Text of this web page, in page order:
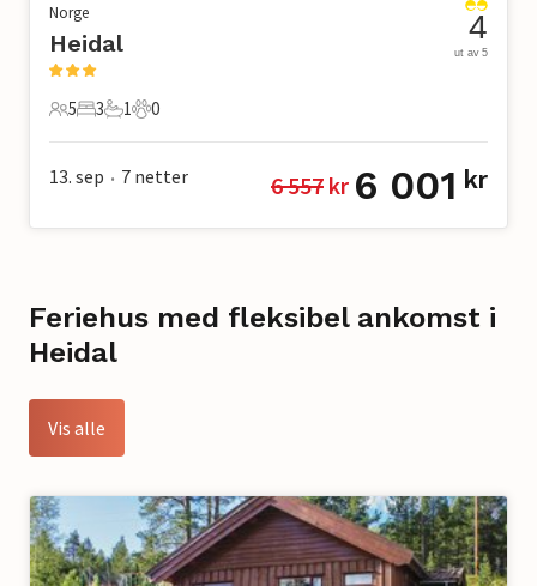
Norge
Heidal
5 Gjester
5
3 Soverom
3
1 Bad
1
0 Kjæledyr
0
4
ut av 5
13. sep • 7 netter 6 557 kr 6 001 kr
Feriehus med fleksibel ankomst i
Heidal
Vis alle